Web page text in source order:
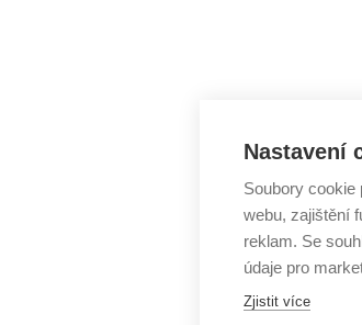
Nastavení
Soubory
webu, zajištění
reklam. Se
údaje pro
Zjistit více